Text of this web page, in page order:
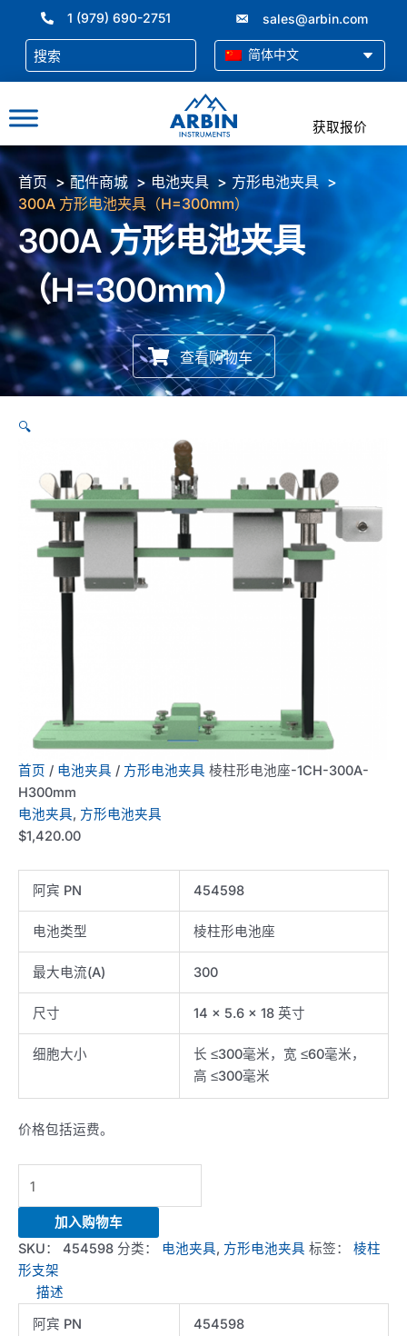
1 (979) 690-2751 sales@arbin.com
简体中文
获取报价
首页 配件商城 电池夹具
方形电池夹具
300A 方形电池夹具（H=300mm）
300A 方形电池夹具
（H=300mm）
查看购物车
🔍
首页 / 电池夹具 / 方形电池夹具 棱柱形电池座-1CH-300A-
H300mm
电池夹具, 方形电池夹具
$1,420.00
阿宾 PN 454598
电池类型 棱柱形电池座
最大电流(A) 300
尺寸 14 x 5.6 x 18 英寸
细胞大小
长 ≤300毫米，宽 ≤60毫米，
高 ≤300毫米
价格包括运费。
cell
holder-
1CH-
300A-
H300mm
数
加入购物车
SKU： 454598 分类： 电池夹具, 方形电池夹具 标签： 棱柱
形支架
描述
阿宾 PN
454598